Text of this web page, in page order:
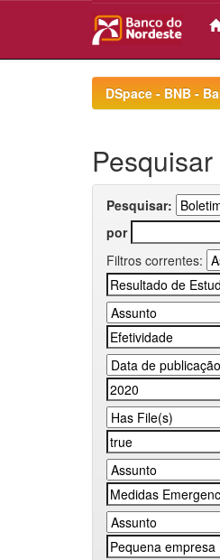
DSpace - BNB -
Pesquisar
Pesquisar:
por
Filtros correntes: